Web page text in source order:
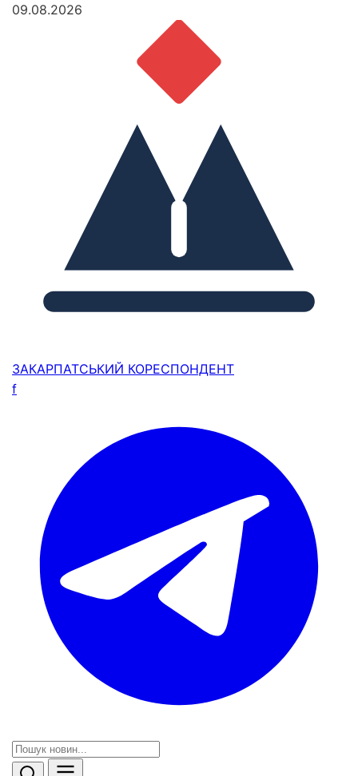
09.08.2026
ЗАКАРПАТСЬКИЙ КОРЕСПОНДЕНТ
f